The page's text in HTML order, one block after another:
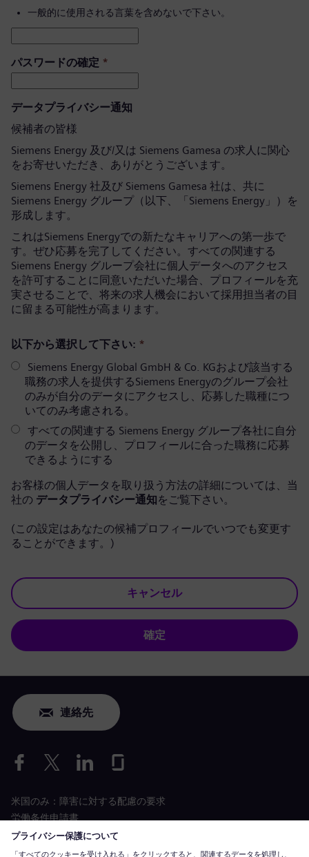
一般的に使用される言葉を含めないで下さい。
パスワードの確定 *
データプライバシー通知
候補者の皆様
Siemens Energy 及び/又は Siemens Gamesa の求人に関心
をお寄せいただき、ありがとうございます。
Siemens Energy 社及び Siemens Gamesa 社は、共に
Siemens Energy グループ（以下、「Siemens Energy」）を
形成します。
これはSiemens Energyでの新たなキャリアへの第一歩で
す。ぜひ応募を完了してください。すべての関連する
Siemens Energy グループ会社に個人データへのアクセス
を許可することに同意いただいた場合、プロフィールを充
実させることで、将来の求人機会において採用担当者の目
に留まる可能性が高まります。
以下から選択して下さい: *
Siemens Energy Global GmbH & Co. KGおよび該当する
職務の求人を提供するSiemens Energyのグループ会社
のみが自分のデータにアクセスし、応募した職種につ
いてのみ考慮される。
すべての関連する Siemens Energy グループ各社に自分
のデータを公開し、プロフィールに合った職務に応募
できるようにする
お客様の個人データを取り扱う方法の詳細については、当
社の データプライバシー通知をご覧下さい。
(この設定はあなたの候補プロフィールでいつでも変更す
ることができます。)
キャンセル
確定
連絡先
米国のみ：障害に対する配慮の要求
労働条件申請書
siemens-energy.comグローバルウェブサイト